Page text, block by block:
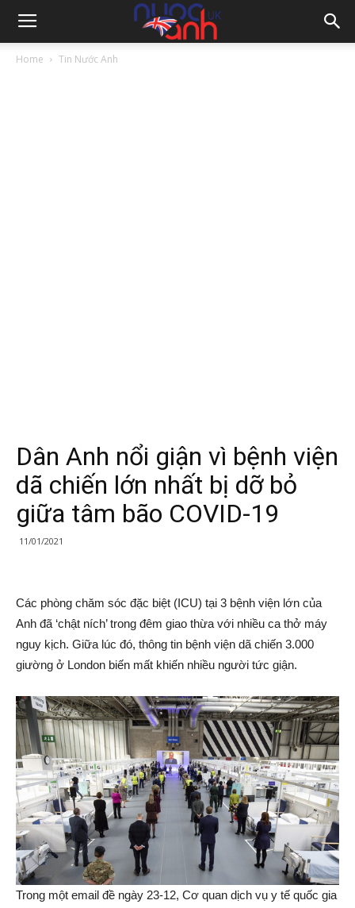
Home Tin Nước Anh
Dân Anh nổi giận vì bệnh viện
dã chiến lớn nhất bị dỡ bỏ
giữa tâm bão COVID-19
11/01/2021
Các phòng chăm sóc đặc biệt (ICU) tại 3 bệnh viện lớn của
Anh đã ‘chật ních’ trong đêm giao thừa với nhiều ca thở máy
nguy kịch. Giữa lúc đó, thông tin bệnh viện dã chiến 3.000
giường ở London biến mất khiến nhiều người tức giận.
Trong một email đề ngày 23-12, Cơ quan dịch vụ y tế quốc gia